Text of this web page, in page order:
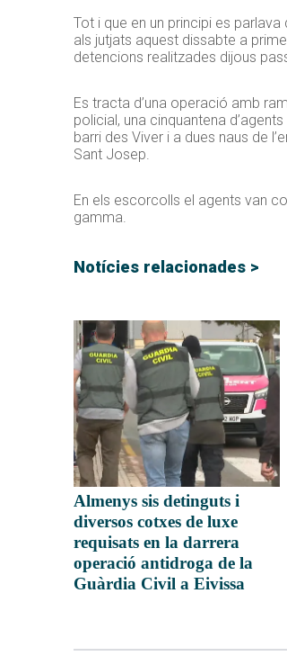
Tot i que en un principi es
als jutjats aquest dissabte a
detencions realitzades dijous
Es tracta d’una operació amb
policial, una cinquantena
barri des Viver i a dues naus de
Sant Josep.
En els escorcolls el agents van
gamma.
Notícies relacionades >
Almenys sis detinguts i
diversos cotxes de luxe
requisats en la darrera
operació antidroga de la
Guàrdia Civil a Eivissa